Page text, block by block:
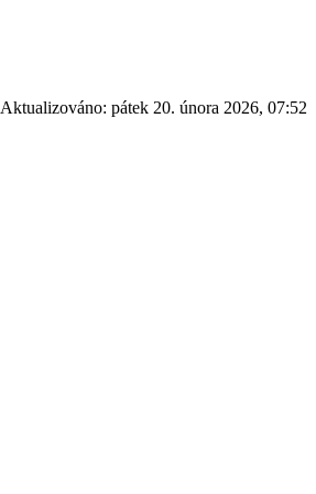
Aktualizováno: pátek 20. února 2026, 07:52